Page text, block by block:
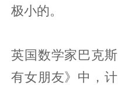
极小的。‍‍‍‍
英国数学家巴克
有女朋友》中，